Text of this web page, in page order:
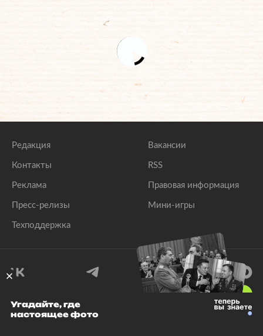
Редакция
Контакты
Реклама
Пресс-релизы
Техподдержка
Вакансии
RSS
Правовая информация
Мини-игры
© 1999–2026 Все права защищены.
Угадайте, где
настоящее фото